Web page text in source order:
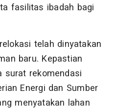
fasilitas ibadah bagi
telah dinyatakan
baru. Kepastian
surat rekomendasi
Energi dan Sumber
menyatakan lahan